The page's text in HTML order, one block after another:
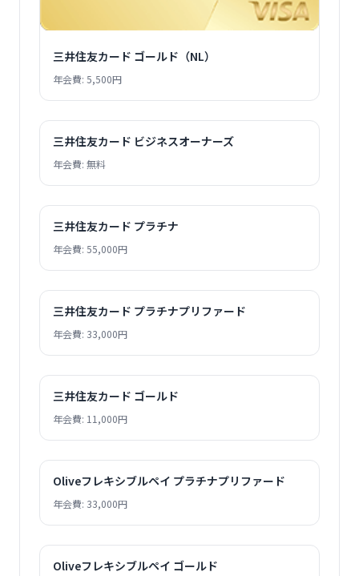
三井住友カード ゴールド（NL）
年会費: 5,500円
三井住友カード ビジネスオーナーズ
年会費: 無料
三井住友カード プラチナ
年会費: 55,000円
三井住友カード プラチナプリファード
年会費: 33,000円
三井住友カード ゴールド
年会費: 11,000円
Oliveフレキシブルペイ プラチナプリファード
年会費: 33,000円
Oliveフレキシブルペイ ゴールド